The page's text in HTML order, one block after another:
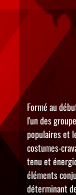
Formé au
l'un des
populaires et
costumes-
tenu et
éléments
déterminant